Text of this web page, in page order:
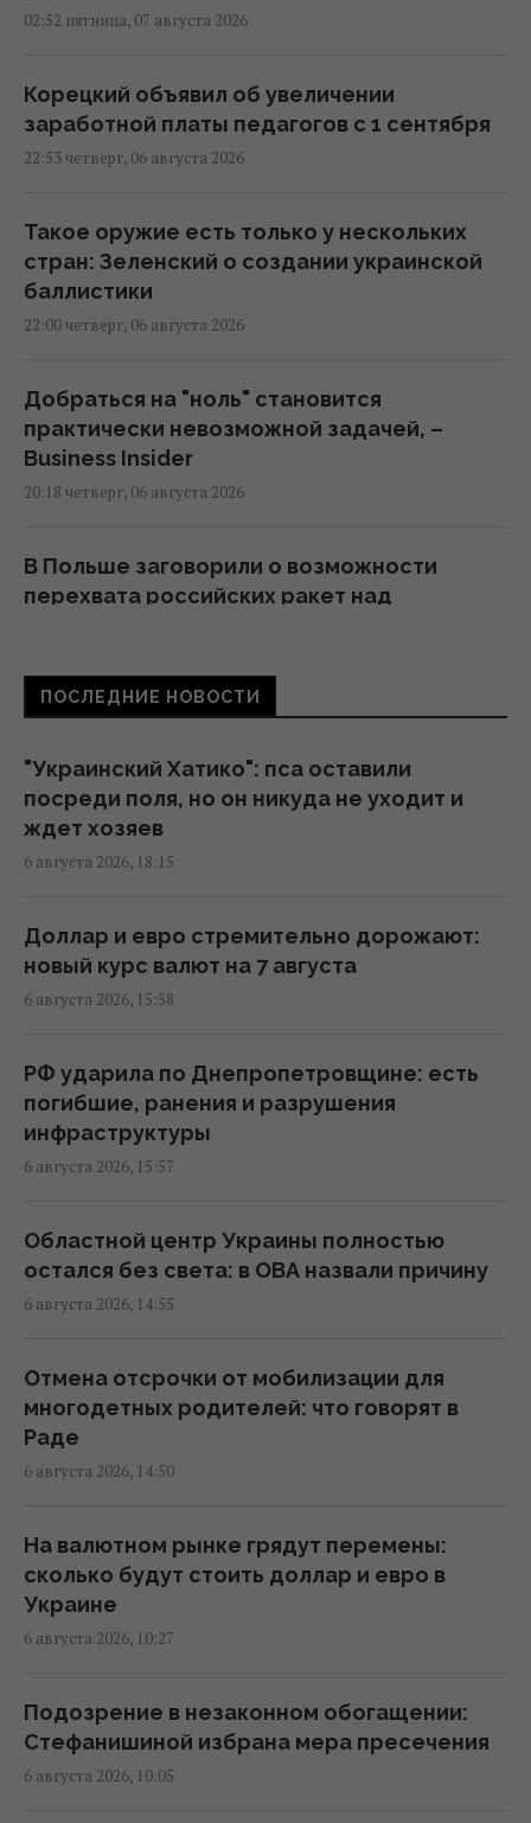
02:52 пятница, 07 августа 2026
Корецкий объявил об увеличении
заработной платы педагогов с 1 сентября
22:53 четверг, 06 августа 2026
Такое оружие есть только у нескольких
стран: Зеленский о создании украинской
баллистики
22:00 четверг, 06 августа 2026
Добраться на "ноль" становится
практически невозможной задачей, –
Business Insider
20:18 четверг, 06 августа 2026
В Польше заговорили о возможности
перехвата российских ракет над
будут отмечать 8 августа
18:04 четверг, 06 августа 2026
В Еврокомиссии отреагировали на
поставок ракет
17:58 четверг, 06 августа 2026
проблему с пусковыми установками РФ
17:33 четверг, 06 августа 2026
Новых солдат из Северной Кореи Россия
направление
17:04 четверг, 06 августа 2026
кого теперь считают "уклонистами"
16:57 четверг, 06 августа 2026
В Фонде госимущества прогнозируют
государственных активов
15:58 четверг, 06 августа 2026
Когда у Украины появится собственная
15:45 четверг, 06 августа 2026
В Румынии уже знают, куда РФ нанесет
ПОСЛЕДНИЕ НОВОСТИ
"Украинский Хатико": пса оставили
посреди поля, но он никуда не уходит и
ждет хозяев
6 августа 2026, 18:15
Доллар и евро стремительно дорожают:
новый курс валют на 7 августа
6 августа 2026, 15:58
РФ ударила по Днепропетровщине: есть
погибшие, ранения и разрушения
инфраструктуры
6 августа 2026, 15:57
Областной центр Украины полностью
остался без света: в ОВА назвали причину
6 августа 2026, 14:55
Отмена отсрочки от мобилизации для
многодетных родителей: что говорят в
Раде
6 августа 2026, 14:50
На валютном рынке грядут перемены:
сколько будут стоить доллар и евро в
Украине
6 августа 2026, 10:27
Подозрение в незаконном обогащении:
Стефанишиной избрана мера пресечения
6 августа 2026, 10:05